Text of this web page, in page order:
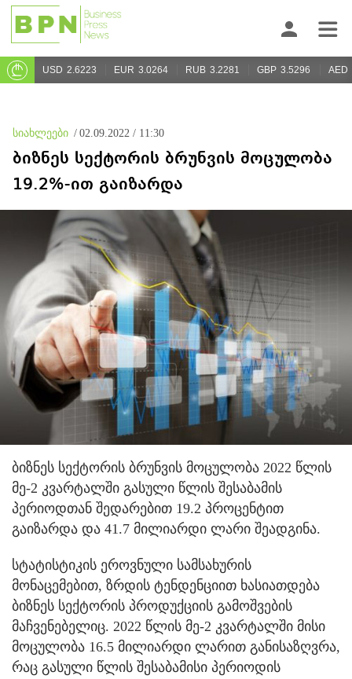
USD 2.6223 EUR 3.0264 RUB 3.2281 GBP 3.5296 AED
სიახლეები / 02.09.2022 / 11:30
ბიზნეს სექტორის ბრუნვის მოცულობა
19.2%-ით გაიზარდა
ბიზნეს სექტორის ბრუნვის მოცულობა 2022 წლის
მე-2 კვარტალში გასული წლის შესაბამის
პერიოდთან შედარებით 19.2 პროცენტით
გაიზარდა და 41.7 მილიარდი ლარი შეადგინა.
სტატისტიკის ეროვნული სამსახურის
მონაცემებით, ზრდის ტენდენციით ხასიათდება
ბიზნეს სექტორის პროდუქციის გამოშვების
მაჩვენებელიც. 2022 წლის მე-2 კვარტალში მისი
მოცულობა 16.5 მილიარდი ლარით განისაზღვრა,
რაც გასული წლის შესაბამისი პერიოდის